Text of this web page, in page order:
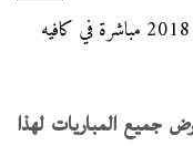
جميع المباريات لهذا